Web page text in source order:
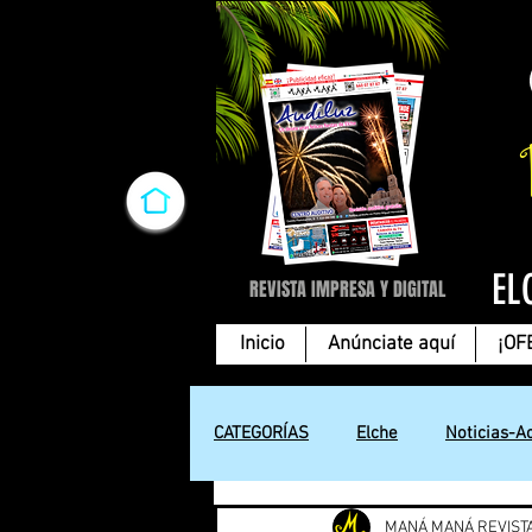
REVISTA IMPRESA Y DIGITAL
Inicio Anúnciate aquí
CATEGORÍAS Elche Noticias-
MANÁ MANÁ